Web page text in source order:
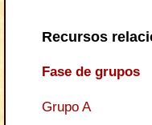
Recursos
Fase de grupos
Grupo A